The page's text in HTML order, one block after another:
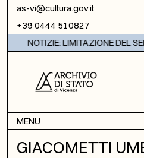
Vai al contenuto
as-vi@cultura.gov.it
+39 0444 510827
NOTIZIE: LIMITAZIONE DEL
MENU
GIACOMETTI